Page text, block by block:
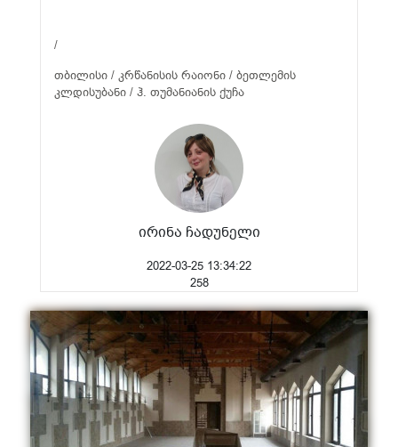
/
თბილისი / კრწანისის რაიონი / ბეთლემის
კლდისუბანი / ჰ. თუმანიანის ქუჩა
ირინა ჩადუნელი
2022-03-25 13:34:22
258